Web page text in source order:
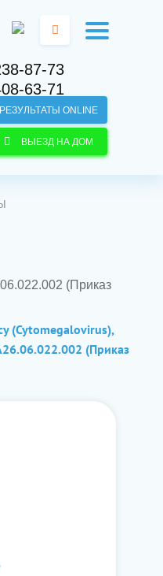
РЕЗУЛЬТАТЫ ONLINE
ВЫЕЗД НА ДОМ
87-73
63-71
(Приказ
(Cytomegalovirus),
(Приказ